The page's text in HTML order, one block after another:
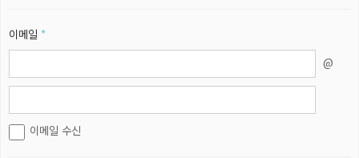
이메일 *
@
이메일 수신